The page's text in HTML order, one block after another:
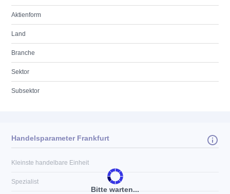
Aktienform
Land
Branche
Sektor
Subsektor
Bitte warten...
Handelsparameter Frankfurt
Kleinste handelbare Einheit
Spezialist